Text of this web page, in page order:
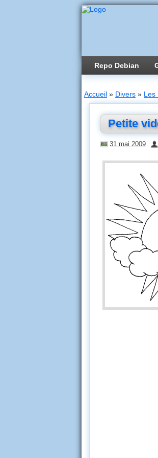
Repo Debian
Accueil » Divers » Les
Petite
31 mai 2009